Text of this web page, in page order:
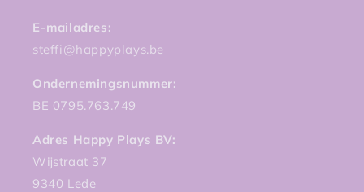
E-mailadres:
steffi@happyplays.be
Ondernemingsnummer:
BE 0795.763.749
Adres Happy Plays BV:
Wijstraat 37
9340 Lede